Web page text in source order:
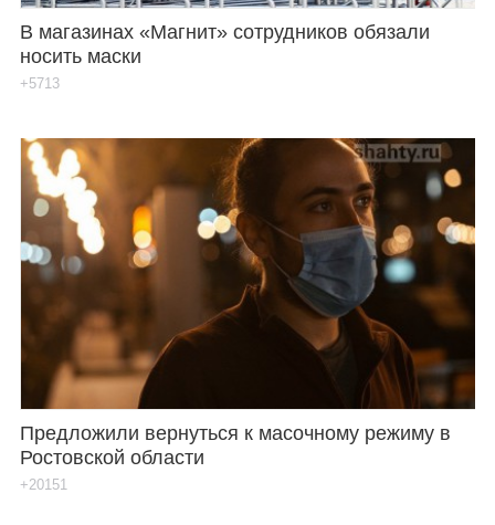
В магазинах «Магнит» сотрудников обязали
носить маски
+5713
Предложили вернуться к масочному режиму в
Ростовской области
+20151